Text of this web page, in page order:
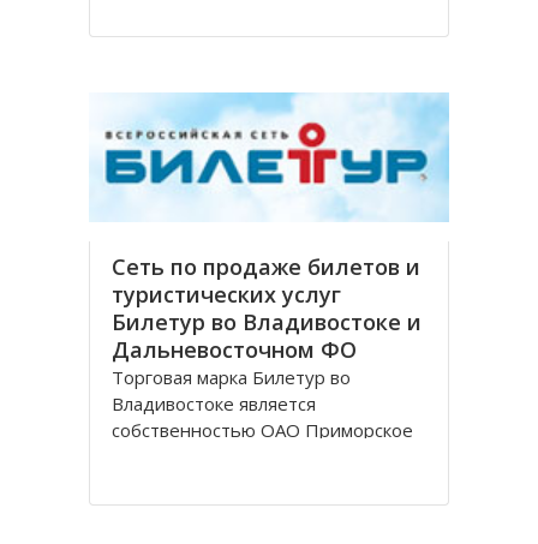
потребителям все виды
которых входит обслуживание
частных и корпоративных клиентов
Сеть по продаже билетов и
туристических услуг
Билетур во Владивостоке и
Дальневосточном ФО
Торговая марка Билетур во
Владивостоке является
собственностью ОАО Приморское
и оказания услуг туристической